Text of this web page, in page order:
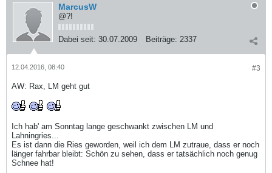
MarcusW
@?!
Dabei seit: 30.07.2009 Beiträge: 2337
#3
12.04.2016, 08:40
AW: Rax, LM geht gut
Ich hab' am Sonntag lange geschwankt zwischen LM und
Lahningries...
Es ist dann die Ries geworden, weil ich dem LM zutraue, dass er noch
länger fahrbar bleibt: Schön zu sehen, dass er tatsächlich noch genug
Schnee hat!